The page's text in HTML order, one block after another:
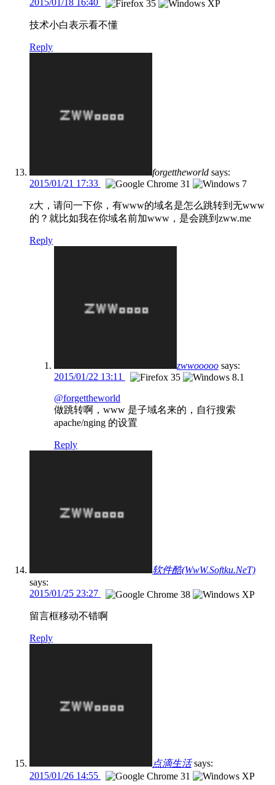
2015/01/18 16:40
技术小白表示看不懂
Reply
forgettheworld says:
2015/01/21 17:33
z大，请问一下你，有www的域名是怎么跳转到无www
的？就比如我在你域名前加www，是会跳到zww.me
Reply
zwwooooo says:
2015/01/22 13:11
@forgettheworld
做跳转啊，www 是子域名来的，自行搜索
apache/nging 的设置
Reply
软件酷(WwW.Softku.NeT)
says:
2015/01/25 23:27
留言框移动不错啊
Reply
点滴生活 says:
2015/01/26 14:55